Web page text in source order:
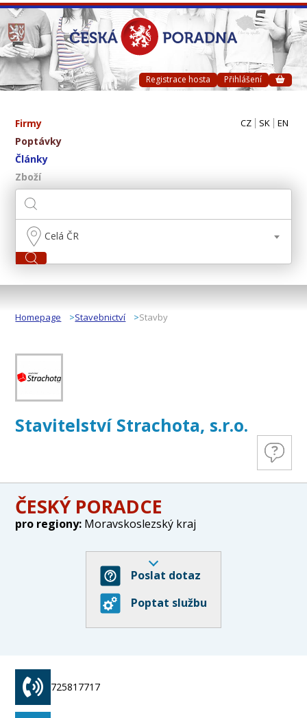
Registrace hosta Přihlášení
Firmy
Poptávky
Články
Zboží
CZ SK EN
Celá ČR
Homepage Stavebnictví Stavby
Stavitelství Strachota, s.r.o.
ČESKÝ PORADCE
pro regiony: Moravskoslezský kraj
Poslat dotaz
Poptat službu
725817717